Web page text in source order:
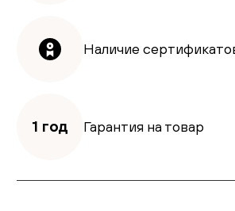
Наличие
1 год Гарантия на товар